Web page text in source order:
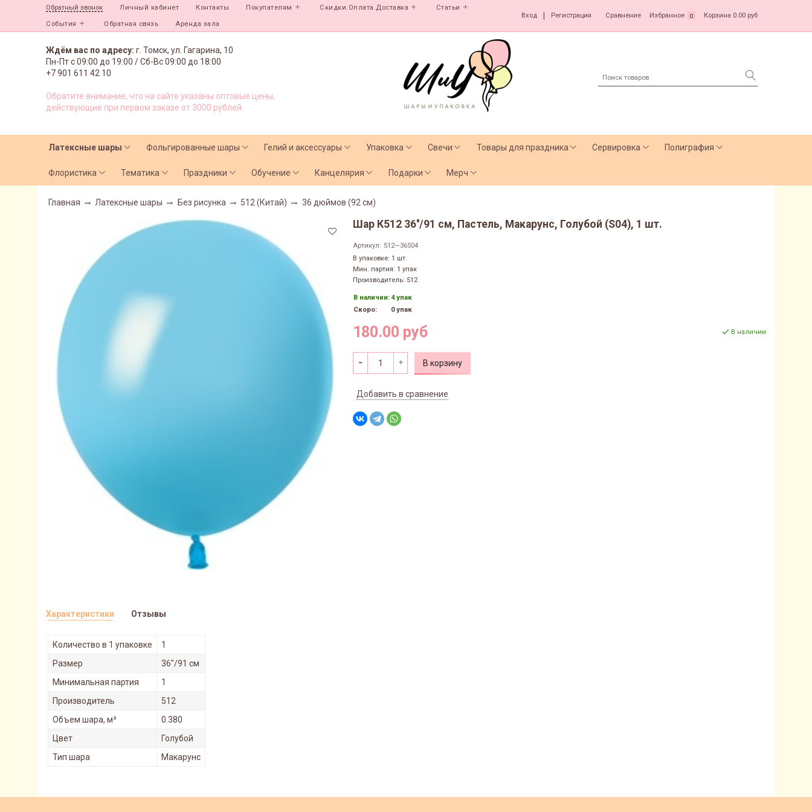
Обратный звонок Личный кабинет Контакты Покупателям Скидки.Оплата.Доставка Статьи
События Обратная связь Аренда зала
Вход Регистрация Сравнение Избранное 0 Корзина 0.00 руб
Ждём вас по адресу: г. Томск, ул. Гагарина, 10
Пн-Пт с09:00 до 19:00 /Сб-Вс 09:00 до 18:00
+7 901 611 42 10
Обратите внимание, что на сайте указаны оптовые цены,
действующие при первом заказе от 3000 рублей.
Латексные шары Фольгированные шары Гелий и аксессуары Упаковка Свечи Товары для праздника Сервировка Полиграфия
Флористика Тематика Праздники Обучение Канцелярия Подарки Мерч
Главная Латексные шары Без рисунка 512 (Китай) 36 дюймов (92 см)
Шар К512 36''/91 см, Пастель, Макарунс, Голубой (S04), 1 шт.
Артикул: 512—36S04
В упаковке: 1 шт.
Мин. партия: 1 упак
Производитель: 512
В наличии:4 упак
Скоро:
0 упак
180.00 руб В наличии
В корзину
Добавить в сравнение
Характеристики
Количество в 1 упаковке
1
Размер
36"/91 см
Минимальная партия
1
Производитель
512
Объем шара, м³
0.380
Цвет
Голубой
Тип шара
Макарунс
Отзывы